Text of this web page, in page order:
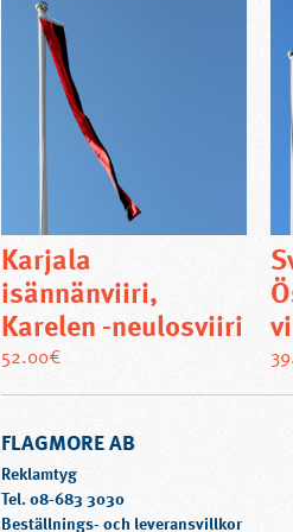
Karjala
isännänviiri,
Karelen -neulosviiri
52.00€Den
har
flera
varianter.
FLAGMORE AB
Reklamtyg
Tel.08-683 3030
Beställnings- och leveransvillkor